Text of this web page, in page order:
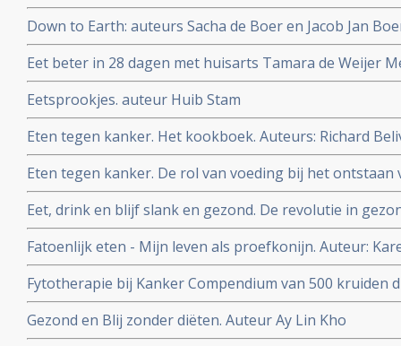
Down to Earth: auteurs Sacha de Boer en Jacob Jan
Eet beter in 28 dagen met huisarts Tamara de Weijer
recepten en weekmenu's
Eetsprookjes. auteur Huib Stam
Eten tegen kanker. Het kookboek. Auteurs: Richard
Eten tegen kanker. De rol van voeding bij het ontstaan
Beliveau MD en Denis Gingras MD
Eet, drink en blijf slank en gezond. De revolutie in
C. Willett.
Fatoenlijk eten - Mijn leven als proefkonijn. Auteur:
Fytotherapie bij Kanker Compendium van 500 kruiden
Auteur Rob Hamers
Gezond en Blij zonder diëten. Auteur Ay Lin Kho